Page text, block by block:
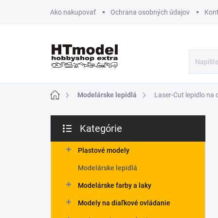
Ako nakupovať Ochrana osobných údajov
DomovModelárske lepidlá Laser-Cut lepidlo na
č
kategórie
Kategórie
Plastové modely
Modelárske lepidlá
Modelárske farby a laky
Modely na diaľkové ovládanie